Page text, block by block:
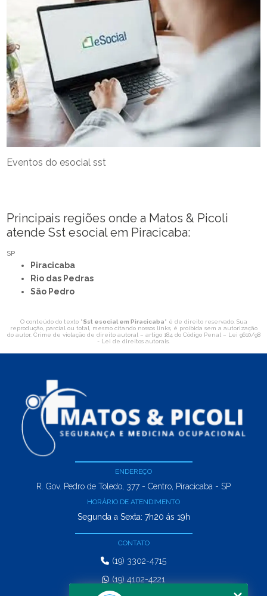
Eventos do esocial sst
Principais regiões onde a Matos & Picoli
atende Sst esocial em Piracicaba:
SP
Piracicaba
Rio das Pedras
São Pedro
O conteúdo do texto "Sst esocial em Piracicaba" é de direito reservado. Sua
reprodução, parcial ou total, mesmo citando nossos links, é proibida sem a autorização
do autor. Crime de violação de direito autoral – artigo 184 do Código Penal – Lei 9610/98
- Lei de direitos autorais
ENDEREÇO
R. Gov. Pedro de Toledo, 377 - Centro, Piracicaba - SP
HORÁRIO DE ATENDIMENTO
Segunda a Sexta: 7h20 ás 19h
CONTATO
(19) 3302-4715
(19) 4102-4221